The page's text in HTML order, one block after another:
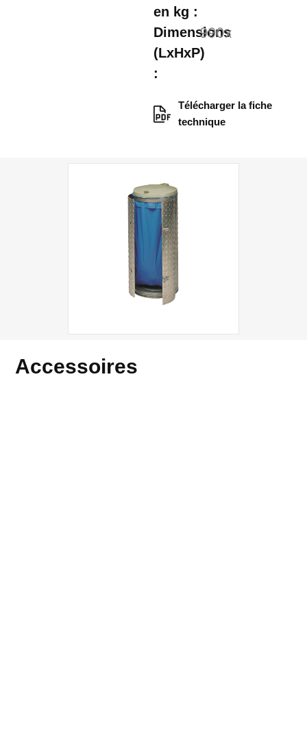
en kg :
Dimensions
(LxHxP)
:
990x
Télécharger la fiche
technique
Accessoires